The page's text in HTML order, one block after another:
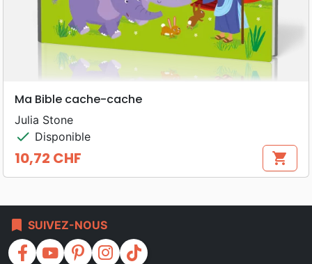
Ma Bible cache-cache
Julia Stone
check Disponible
Prix
10,72 CHF shopping_cart
bookmark SUIVEZ-NOUS
facebook youtube pinterest instagram tiktok